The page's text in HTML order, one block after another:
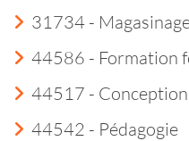
31734 -
44586 - Formation
44517 -
44542 - Pédagogie